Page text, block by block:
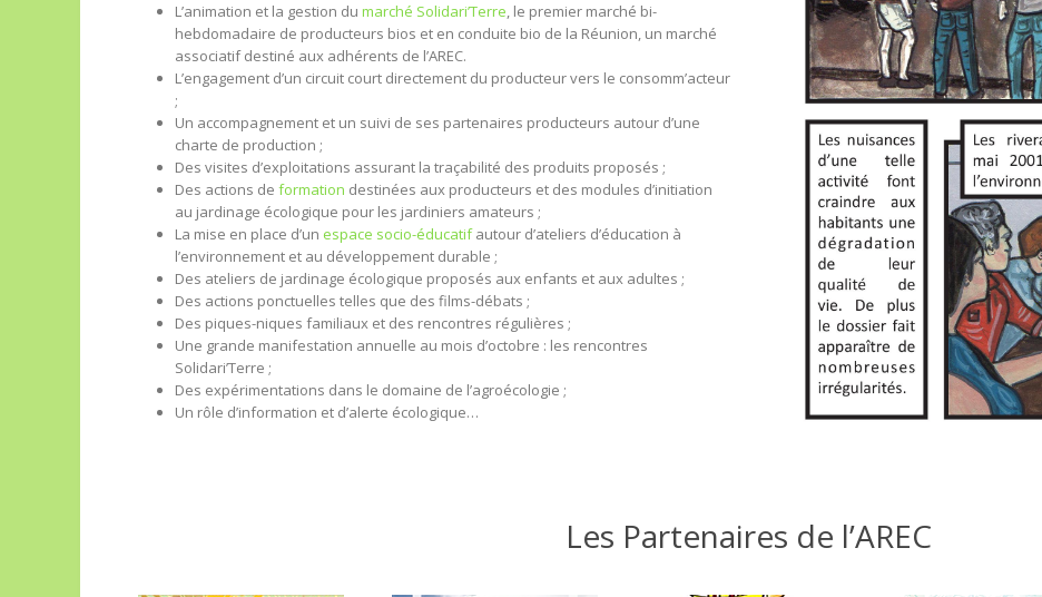
L’animation et la gestion du marché Solidari’Terre, le premier marché bi-
hebdomadaire de producteurs bios et en conduite bio de la Réunion, un marché
associatif destiné aux adhérents de l’AREC.
L’engagement d’un circuit court directement du producteur vers le consomm’acteur
;
Un accompagnement et un suivi de ses partenaires producteurs autour d’une
charte de production ;
Des visites d’exploitations assurant la traçabilité des produits proposés ;
Des actions de formation destinées aux producteurs et des modules d’initiation
au jardinage écologique pour les jardiniers amateurs ;
La mise en place d’un espace socio-éducatifautour d’ateliers d’éducation à
l’environnement et au développement durable ;
Des ateliers de jardinage écologique proposés aux enfants et aux adultes ;
Des actions ponctuelles telles que des films-débats ;
Des piques-niques familiaux et des rencontres régulières ;
Une grande manifestation annuelle au mois d’octobre : les rencontres
Solidari’Terre ;
Des expérimentations dans le domaine de l’agroécologie ;
Un rôle d’information et d’alerte écologique…
Les Partenaires de l’AREC